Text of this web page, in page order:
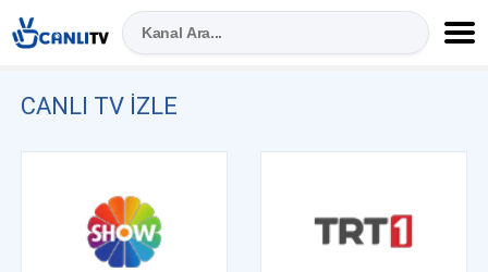
CANLI TV IZLE